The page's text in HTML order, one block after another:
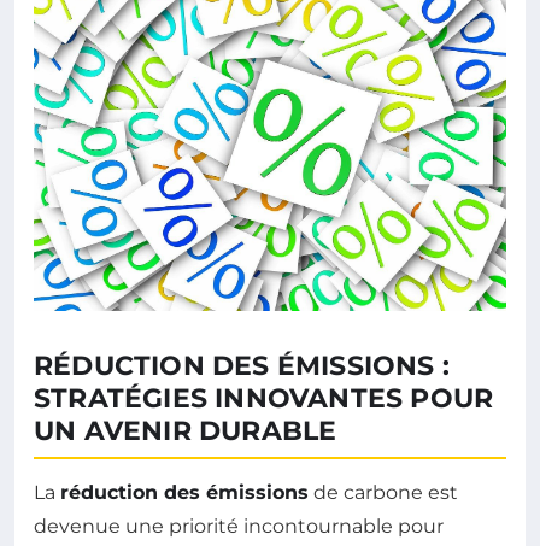
RÉDUCTION DES ÉMISSIONS :
STRATÉGIES INNOVANTES POUR
UN AVENIR DURABLE
La réduction des émissions de carbone est
devenue une priorité incontournable pour